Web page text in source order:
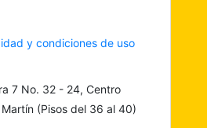
7 No. 32 - 24, Centro
(Pisos del 36 al 40)
y condiciones de uso